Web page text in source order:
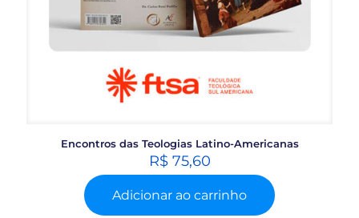
Encontros das Teologias Latino-Americanas
R$75,60
Adicionar ao carrinho